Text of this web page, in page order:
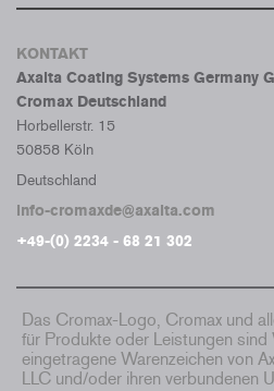
KONTAKT
Axalta Coating Systems Germany
Cromax Deutschland
Horbellerstr. 15
50858 Köln
Deutschland
info-cromaxde@axalta.com
+49-(0) 2234 - 68 21 302
Das Cromax-Logo, Cromax und
für Produkte oder Leistungen sind
eingetragene Warenzeichen von
LLC und/oder ihren verbundenen